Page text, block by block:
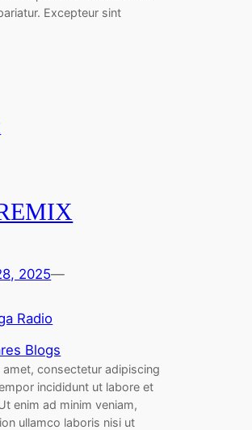
Excepteur sint
2025—
Radio
Blogs
consectetur adipiscing
incididunt ut labore et
enim ad minim veniam,
ullamco laboris nisi ut